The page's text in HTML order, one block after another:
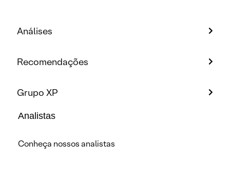
Análises
Recomendações
Grupo XP
Analistas
Conheça nossos analistas